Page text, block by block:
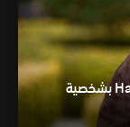
جانير جيندوروك ينضم إلى مسلسل الحمال Hamal بشخصية